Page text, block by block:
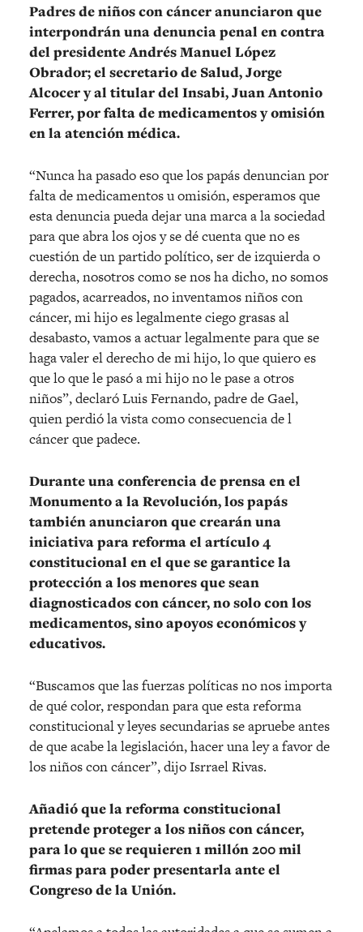
Padres de niños con cáncer anunciaron que
interpondrán una denuncia penal en contra
del presidente Andrés Manuel López
Obrador; el secretario de Salud, Jorge
Alcocer y al titular del Insabi, Juan Antonio
Ferrer, por falta de medicamentos y omisión
en la atención médica.
“Nunca ha pasado eso que los papás denuncian por
falta de medicamentos u omisión, esperamos que
esta denuncia pueda dejar una marca a la sociedad
para que abra los ojos y se dé cuenta que no es
cuestión de un partido político, ser de izquierda o
derecha, nosotros como se nos ha dicho, no somos
pagados, acarreados, no inventamos niños con
cáncer, mi hijo es legalmente ciego grasas al
desabasto, vamos a actuar legalmente para que se
haga valer el derecho de mi hijo, lo que quiero es
que lo que le pasó a mi hijo no le pase a otros
niños”, declaró Luis Fernando, padre de Gael,
quien perdió la vista como consecuencia de l
cáncer que padece.
Durante una conferencia de prensa en el
Monumento a la Revolución, los papás
también anunciaron que crearán una
iniciativa para reforma el artículo 4
constitucional en el que se garantice la
protección a los menores que sean
diagnosticados con cáncer, no solo con los
medicamentos, sino apoyos económicos y
educativos.
“Buscamos que las fuerzas políticas no nos importa
de qué color, respondan para que esta reforma
constitucional y leyes secundarias se apruebe antes
de que acabe la legislación, hacer una ley a favor de
los niños con cáncer”, dijo Isrrael Rivas.
Añadió que la reforma constitucional
pretende proteger a los niños con cáncer,
para lo que se requieren 1 millón 200 mil
firmas para poder presentarla ante el
Congreso de la Unión.